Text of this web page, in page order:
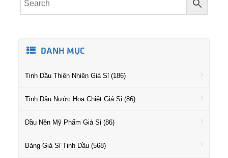
DANH MỤC
Tinh Dầu Thiên Nhiên Giá Sỉ (186)
Tinh Dầu Nước Hoa Chiết Giá Sỉ (86)
Dầu Nền Mỹ Phẩm Giá Sỉ (86)
Bảng Giá Sỉ Tinh Dầu (568)